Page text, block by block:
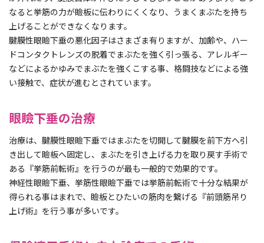
なると挙筋の力が瞼板に伝わりにくくなり、うまくまぶたを持ち
上げることができなくなります。
腱膜性眼瞼下垂の悪化因子はさまざま有りますが、加齢や、ハー
ドコンタクトレンズの脱着でまぶたを強く引っ張る、アレルギー
などによるかゆみでまぶたを強くこする事、格闘技などによる強
い接触で、症状が進むとされています。
眼瞼下垂の治療
治療は、腱膜性眼瞼下垂ではまぶたを切開して腱膜を前下方へ引
き出して瞼板へ固定し、まぶたを引き上げる力を取り戻す手術で
ある『挙筋前転術』を行うのが最も一般的で効果的です。
神経性眼瞼下垂、挙筋性眼瞼下垂では挙筋前転術で十分な結果が
得られる事はまれで、瞼板とひたいの筋肉を繋げる『前頭筋吊り
上げ術』を行う事が多いです。